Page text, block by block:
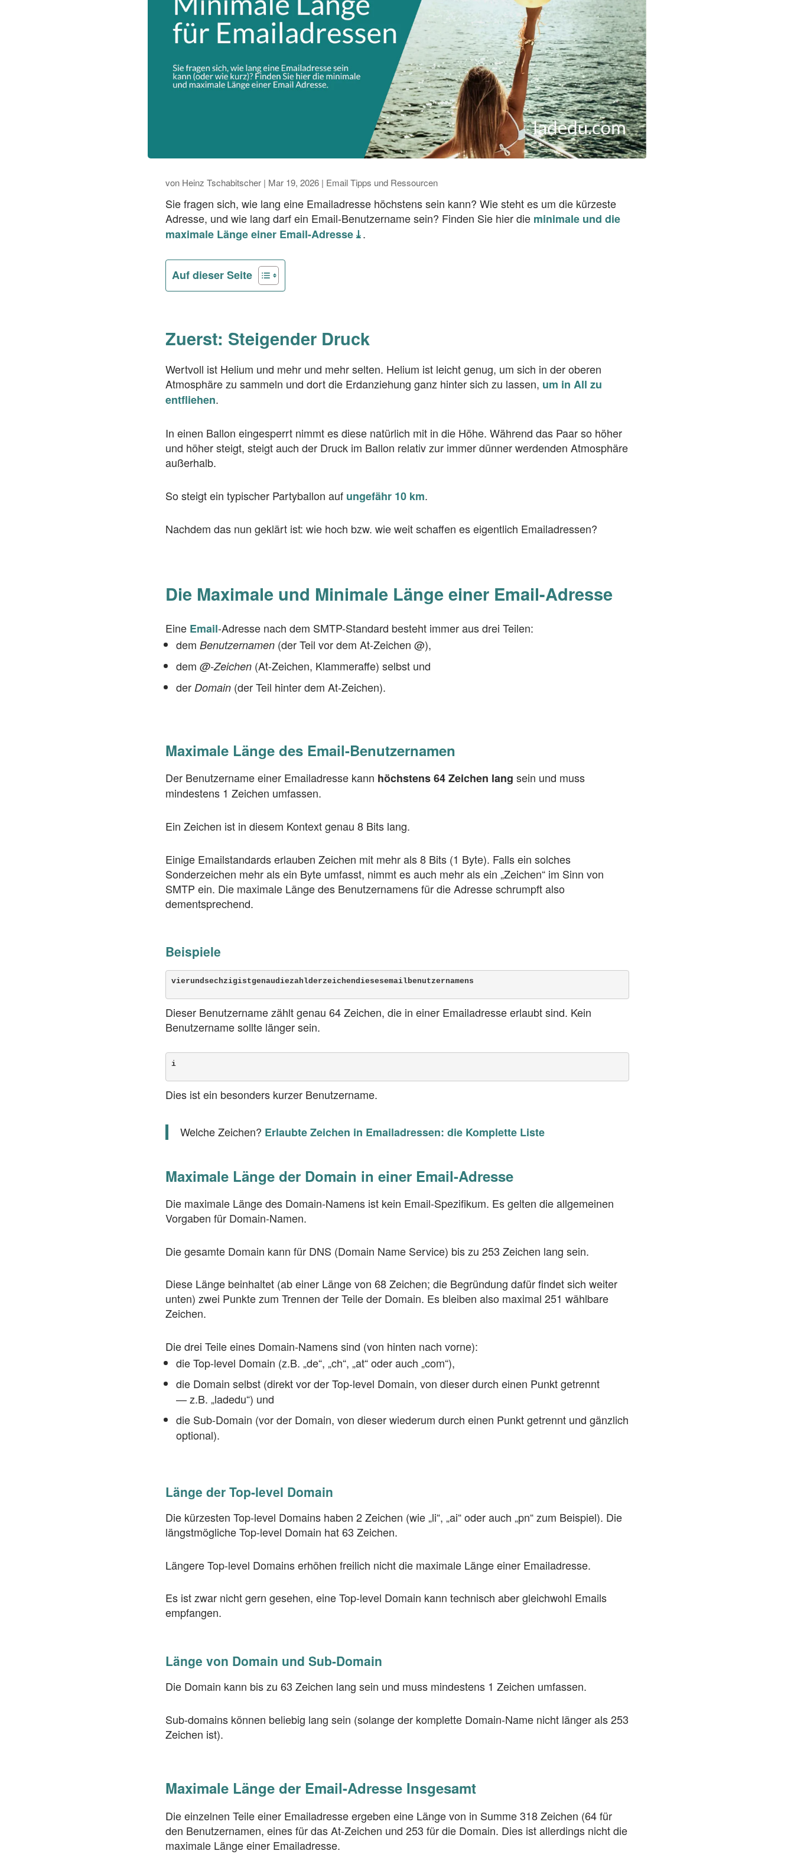
von Heinz Tschabitscher| Mar 19, 2026| Email Tipps und Ressourcen
Sie fragen sich, wie lang eine Emailadresse höchstens sein kann? Wie steht es um die kürzeste
Adresse, und wie lang darf ein Email-Benutzername sein? Finden Sie hier die minimale und die
maximale Länge einer Email-Adresse ⤓.
Auf dieser Seite
Zuerst: Steigender Druck
Wertvoll ist Helium und mehr und mehr selten. Helium ist leicht genug, um sich in der oberen
Atmosphäre zu sammeln und dort die Erdanziehung ganz hinter sich zu lassen, um in All zu
entfliehen.
In einen Ballon eingesperrt nimmt es diese natürlich mit in die Höhe. Während das Paar so höher
und höher steigt, steigt auch der Druck im Ballon relativ zur immer dünner werdenden Atmosphäre
außerhalb.
So steigt ein typischer Partyballon auf ungefähr 10 km.
Nachdem das nun geklärt ist: wie hoch bzw. wie weit schaffen es eigentlich Emailadressen?
Die Maximale und Minimale Länge einer Email-Adresse
Eine Email-Adresse nach dem SMTP-Standard besteht immer aus drei Teilen:
dem Benutzernamen(der Teil vor dem At-Zeichen @),
dem @-Zeichen(At-Zeichen, Klammeraffe) selbst und
der Domain(der Teil hinter dem At-Zeichen).
Maximale Länge des Email-Benutzernamen
Der Benutzername einer Emailadresse kann höchstens 64 Zeichen lang sein und muss
mindestens 1 Zeichen umfassen.
Ein Zeichen ist in diesem Kontext genau 8 Bits lang.
Einige Emailstandards erlauben Zeichen mit mehr als 8 Bits (1 Byte). Falls ein solches
Sonderzeichen mehr als ein Byte umfasst, nimmt es auch mehr als ein „Zeichen“ im Sinn von
SMTP ein. Die maximale Länge des Benutzernamens für die Adresse schrumpft also
dementsprechend.
Beispiele
vierundsechzigistgenaudiezahlderzeichendiesesemailbenutzernamens
Dieser Benutzername zählt genau 64 Zeichen, die in einer Emailadresse erlaubt sind. Kein
Benutzername sollte länger sein.
i
Dies ist ein besonders kurzer Benutzername.
Welche Zeichen? Erlaubte Zeichen in Emailadressen: die Komplette Liste
Maximale Länge der Domain in einer Email-Adresse
Die maximale Länge des Domain-Namens ist kein Email-Spezifikum. Es gelten die allgemeinen
Vorgaben für Domain-Namen.
Die gesamte Domain kann für DNS (Domain Name Service) bis zu 253 Zeichen lang sein.
Diese Länge beinhaltet (ab einer Länge von 68 Zeichen; die Begründung dafür findet sich weiter
unten) zwei Punkte zum Trennen der Teile der Domain. Es bleiben also maximal 251 wählbare
Zeichen.
Die drei Teile eines Domain-Namens sind (von hinten nach vorne):
die Top-level Domain (z.B. „de“, „ch“, „at“ oder auch „com“),
die Domain selbst (direkt vor der Top-level Domain, von dieser durch einen Punkt getrennt
— z.B. „ladedu“) und
die Sub-Domain (vor der Domain, von dieser wiederum durch einen Punkt getrennt und gänzlich
optional).
Länge der Top-level Domain
Die kürzesten Top-level Domains haben 2 Zeichen (wie „li“, „ai“ oder auch „pn“ zum Beispiel). Die
längstmögliche Top-level Domain hat 63 Zeichen.
Längere Top-level Domains erhöhen freilich nicht die maximale Länge einer Emailadresse.
Es ist zwar nicht gern gesehen, eine Top-level Domain kann technisch aber gleichwohl Emails
empfangen.
Länge von Domain und Sub-Domain
Die Domain kann bis zu 63 Zeichen lang sein und muss mindestens 1 Zeichen umfassen.
Sub-domains können beliebig lang sein (solange der komplette Domain-Name nicht länger als 253
Zeichen ist).
Maximale Länge der Email-Adresse Insgesamt
Die einzelnen Teile einer Emailadresse ergeben eine Länge von in Summe 318 Zeichen (64 für
den Benutzernamen, eines für das At-Zeichen und 253 für die Domain. Dies ist allerdings nicht die
maximale Länge einer Emailadresse.